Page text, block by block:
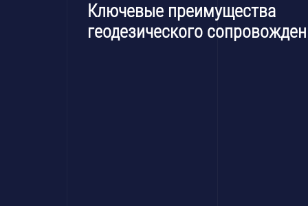
Ключевые преимущества
геодезического